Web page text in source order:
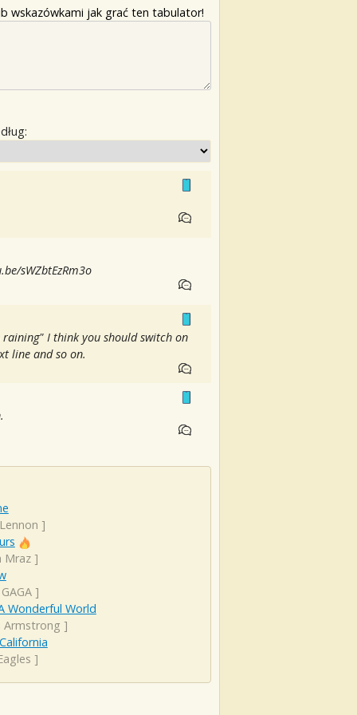
wskazówkami jak grać ten tabulator!
sWZbtEzRm3o
I think you should switch on
line and so on.
]
Mraz]
]
Wonderful World
Armstrong ]
]